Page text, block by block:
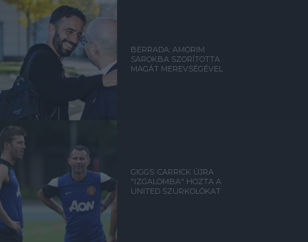
BERRADA: AMORIM
SAROKBA SZORÍTOTTA
MAGÁT MEREVSÉGÉVEL
GIGGS: CARRICK ÚJRA
"IZGALOMBA" HOZTA A
UNITED SZURKOLÓKAT